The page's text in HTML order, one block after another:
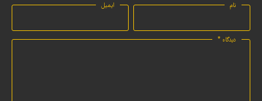
دیدگاه *
نام ایمیل